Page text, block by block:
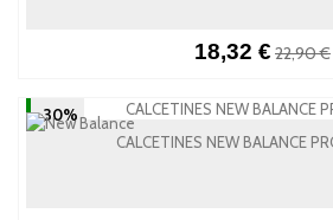
18,32 € 22,90 €
-30%
CALCETINES NEW BALANCE